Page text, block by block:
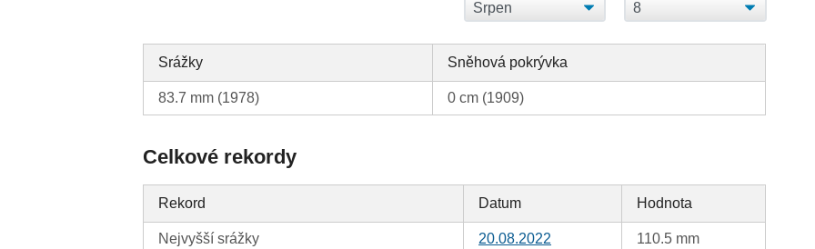
Srážky Sněhová pokrývka
83.7 mm (1978) 0 cm (1909)
Celkové rekordy
Rekord Datum Hodnota
Nejvyšší srážky 20.08.2022 110.5 mm